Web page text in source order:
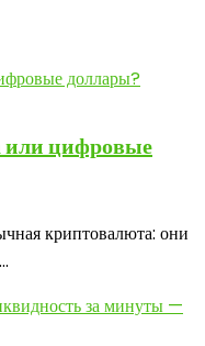
или цифровые
криптовалюта: они